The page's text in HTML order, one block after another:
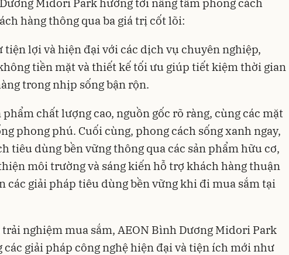
hàng thông qua ba giá trị cốt lõi:
tiện lợi và hiện đại với các dịch vụ chuyên nghiệp,
tiền mặt và thiết kế tối ưu giúp tiết kiệm thời gian
trong nhịp sống bận rộn.
phẩm chất lượng cao, nguồn gốc rõ ràng, cùng các mặt
phong phú. Cuối cùng, phong cách sống xanh ngay,
tiêu dùng bền vững thông qua các sản phẩm hữu cơ,
môi trường và sáng kiến hỗ trợ khách hàng thuận
các giải pháp tiêu dùng bền vững khi đi mua sắm tại
trải nghiệm mua sắm, AEON Bình Dương Midori Park
các giải pháp công nghệ hiện đại và tiện ích mới như